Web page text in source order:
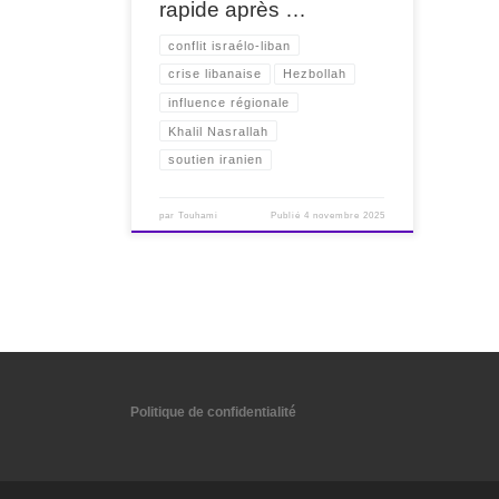
rapide après …
conflit israélo-liban
crise libanaise Hezbollah
influence régionale
Khalil Nasrallah
soutien iranien
parTouhami Publié 4 novembre 2025
Politique de confidentialité